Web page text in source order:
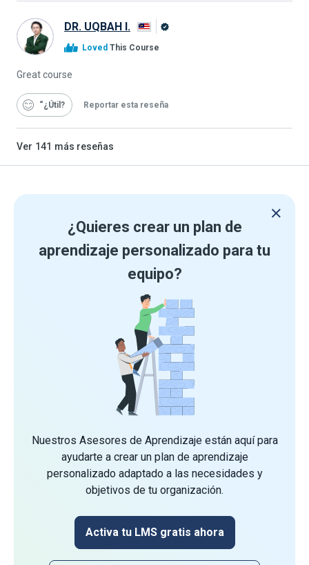
DR. UQBAH I.
Loved This Course
Great course
“¿Útil Reportar esta reseña
Ver 141 más reseñas
¿Quieres crear un plan de
aprendizaje personalizado para tu
equipo?
Nuestros Asesores de Aprendizaje están aquí para
ayudarte a crear un plan de aprendizaje
personalizado adaptado a las necesidades y
objetivos de tu organización.
Activa tu LMS gratis ahora